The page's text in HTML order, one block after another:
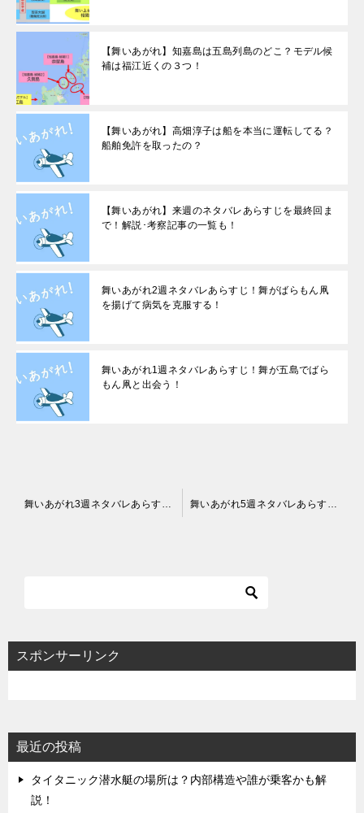
【舞いあがれ】知嘉島は五島列島のどこ？モデル候
補は福江近くの３つ！
【舞いあがれ】高畑淳子は船を本当に運転してる？
船舶免許を取ったの？
【舞いあがれ】来週のネタバレあらすじを最終回ま
で！解説･考察記事の一覧も！
舞いあがれ2週ネタバレあらすじ！舞がばらもん凧
を揚げて病気を克服する！
舞いあがれ1週ネタバレあらすじ！舞が五島でばら
もん凧と出会う！
シスポンサーリンク
最近の投稿
タイタニック潜水艇の場所は？内部構造や誰が乗客かも解
説！